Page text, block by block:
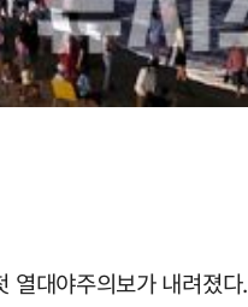
열대야주의보가 내려졌다.